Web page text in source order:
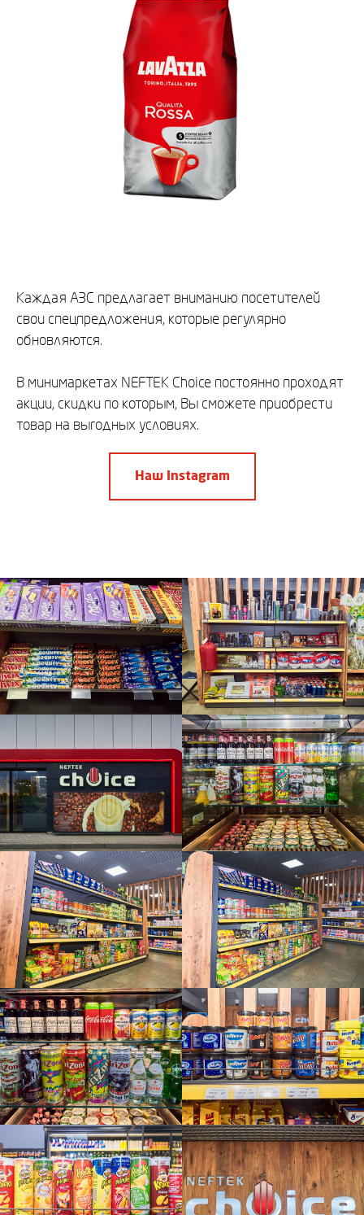
Каждая АЗС предлагает вниманию посетителей
свои спецпредложения, которые регулярно
обновляются.
В минимаркетах NEFTEK Choice постоянно проходят
акции, скидки по которым, Вы сможете приобрести
товар на выгодных условиях.
Наш Instagram